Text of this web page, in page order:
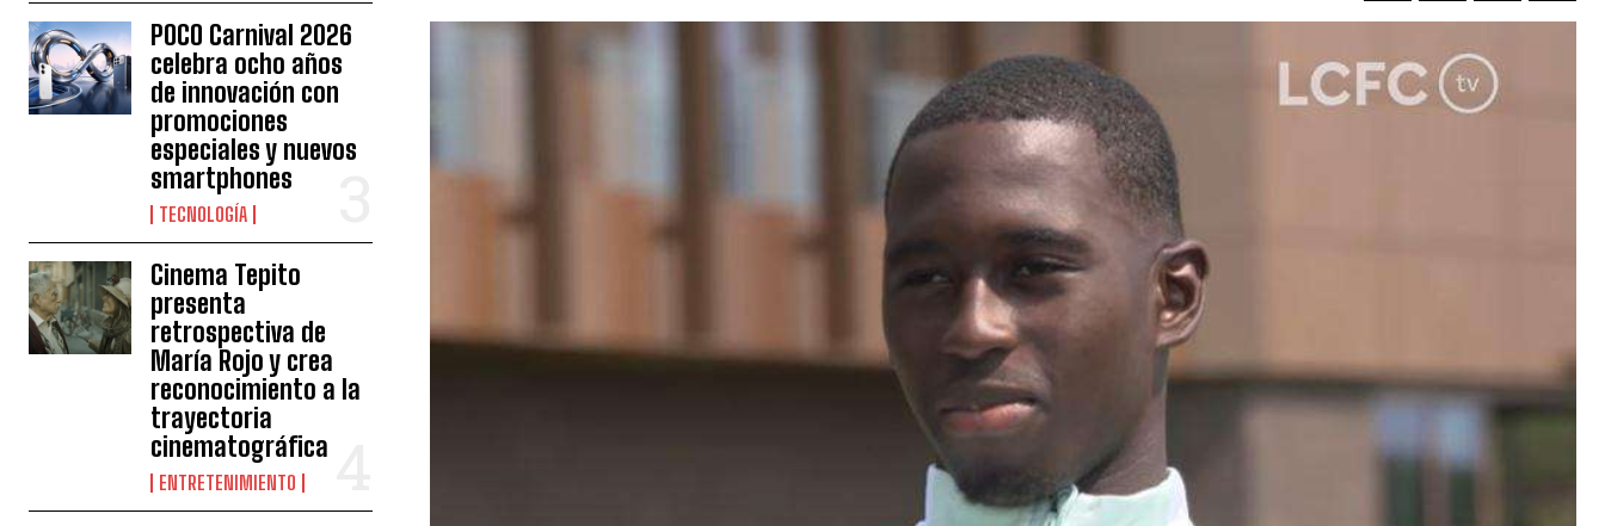
POCO Carnival 2026
celebra ocho años
de innovación con
promociones
especiales y nuevos
smartphones
TECNOLOGÍA
Cinema Tepito
presenta
retrospectiva de
María Rojo y crea
reconocimiento a la
trayectoria
cinematográfica
ENTRETENIMIENTO